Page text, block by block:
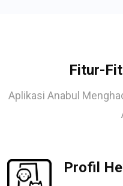
Fitur-
Aplikasi Anabul
Profil